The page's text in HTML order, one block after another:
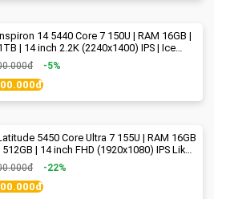
14 5440 Core 7 150U | RAM 16GB |
| 14 inch 2.2K (2240x1400) IPS | Ice
New Fullbox
-5%
5450 Core Ultra 7 155U | RAM 16GB
512GB | 14 inch FHD (1920x1080) IPS Like
-22%